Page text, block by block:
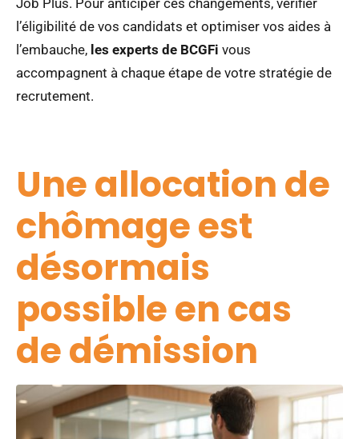
l’éligibilité de vos candidats et optimiser vos aides à
l’embauche, les experts de BCGFi vous
accompagnent à chaque étape de votre stratégie de
recrutement.
Une allocation de
chômage est
désormais
possible en cas
de démission